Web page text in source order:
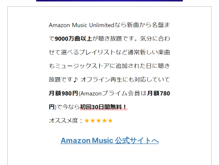
Amazon Music 公式サイトへ